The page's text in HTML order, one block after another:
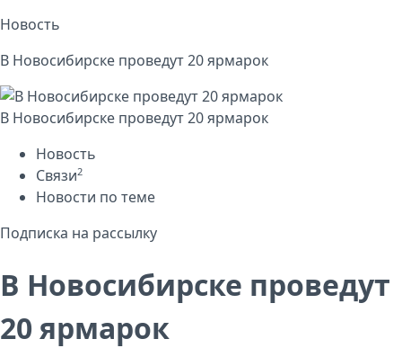
Новость
В Новосибирске проведут 20 ярмарок
В Новосибирске проведут 20 ярмарок
Новость
Связи2
Новости по теме
Подписка на рассылку
В Новосибирске проведут
20 ярмарок